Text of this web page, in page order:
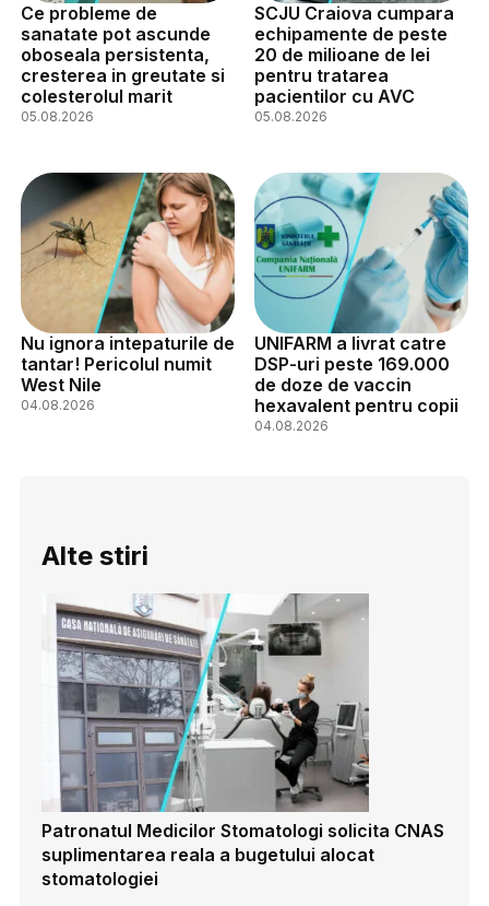
Ce probleme de
sanatate pot ascunde
oboseala persistenta,
cresterea in greutate si
colesterolul marit
05.08.2026
SCJU Craiova cumpara
echipamente de peste
20 de milioane de lei
pentru tratarea
pacientilor cu AVC
05.08.2026
Nu ignora intepaturile de
tantar! Pericolul numit
West Nile
04.08.2026
UNIFARM a livrat catre
DSP-uri peste 169.000
de doze de vaccin
hexavalent pentru copii
04.08.2026
Alte stiri
Patronatul Medicilor Stomatologi solicita CNAS
suplimentarea reala a bugetului alocat
stomatologiei